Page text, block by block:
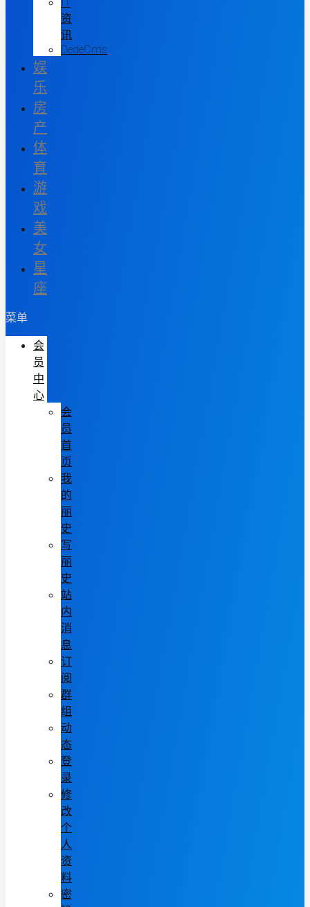
资
讯
DedeCms
娱
乐
房
产
体
育
游
戏
美
女
星
座
菜单
会
员
中
心
会
员
首
页
我
的
丽
史
写
丽
史
站
内
消
息
订
阅
群
组
动
态
登
录
修
改
个
人
资
料
密